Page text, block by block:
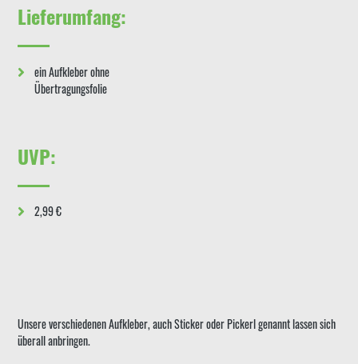
Lieferumfang:
ein Aufkleber ohne
Übertragungsfolie
UVP:
2,99 €
Unsere verschiedenen Aufkleber, auch Sticker oder Pickerl genannt lassen sich
überall anbringen.